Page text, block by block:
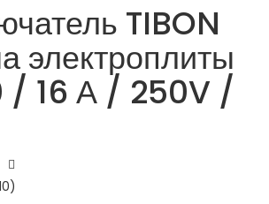
TIBON
электроплиты
/ 16 А / 250V /